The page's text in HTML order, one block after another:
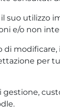
il suo utilizzo
e/o non
di
per
gestione,